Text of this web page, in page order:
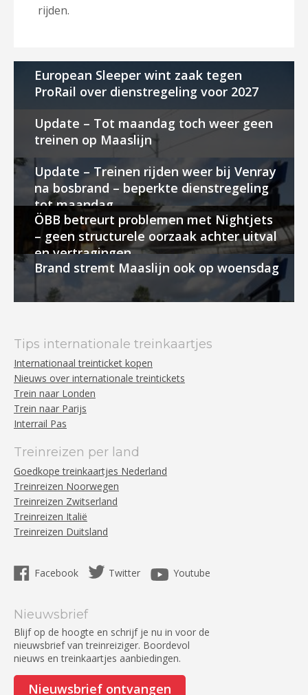
rijden.
European Sleeper wint zaak tegen
ProRail over dienstregeling voor 2027
Update – Tot maandag toch weer geen
treinen op Maaslijn
Update – Treinen rijden weer bij Venray
na bosbrand – beperkte dienstregeling
tot maandag
ÖBB betreurt problemen met Nightjets
– geen structurele oorzaak achter uitval
en vertragingen
Brand stremt Maaslijn ook op woensdag
Tips internationale treinkaartjes
Internationaal treinticket kopen
Nieuws over internationale treintickets
Trein naar Londen
Trein naar Parijs
Interrail Pas
Treinreizen per land
Goedkope treinkaartjes Nederland
Treinreizen Noorwegen
Treinreizen Zwitserland
Treinreizen Italië
Treinreizen Duitsland
Facebook Twitter Youtube
Nieuwsbrief
Blijf op de hoogte en schrijf je nu in voor de
nieuwsbrief van treinreiziger. Boordevol
nieuws en treinkaartjes aanbiedingen.
Nieuwsbrief ontvangen